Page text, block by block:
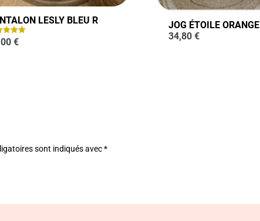
LESLY BLEU R
€
JOG ÉTOILE ORANGE
34,80€
sont indiqués avec*